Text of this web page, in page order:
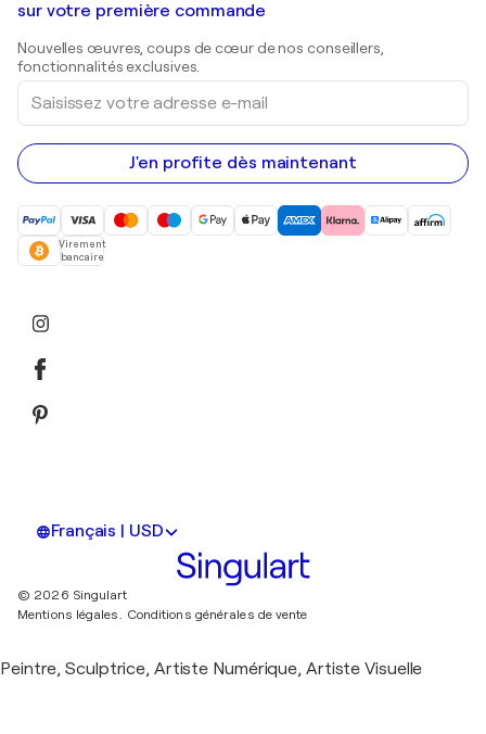
Estampes
Peintures acryliques
Galeries d'art en Belgique
sur votre première commande
Nouvelles œuvres, coups de cœur de nos conseillers,
fonctionnalités exclusives.
Saisissez
votre
adresse
e-
mail
J'en profite dès maintenant
Virement
bancaire
Français | USD
© 2026 Singulart
Mentions légales. Conditions générales de vente
Peintre, Sculptrice, Artiste Numérique, Artiste Visuelle